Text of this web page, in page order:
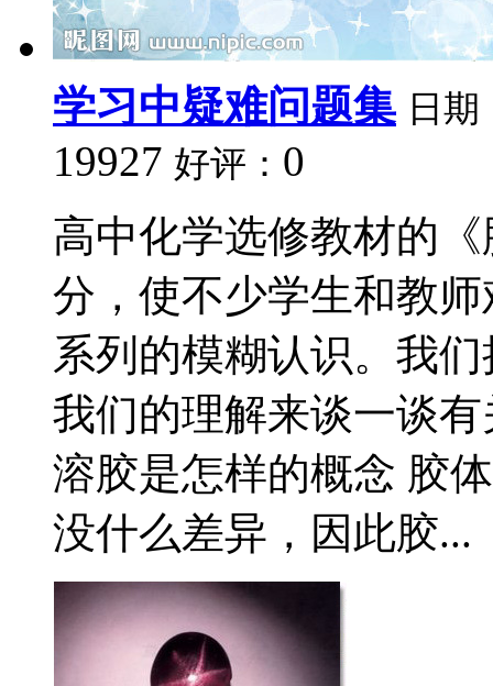
学习中疑难问题集 日期
19927 好评： 0
高中化学选修教材的
分，使不少学生和教
系列的模糊认识。我
我们的理解来谈一谈
溶胶是怎样的概念 胶
没什么差异，因此胶...